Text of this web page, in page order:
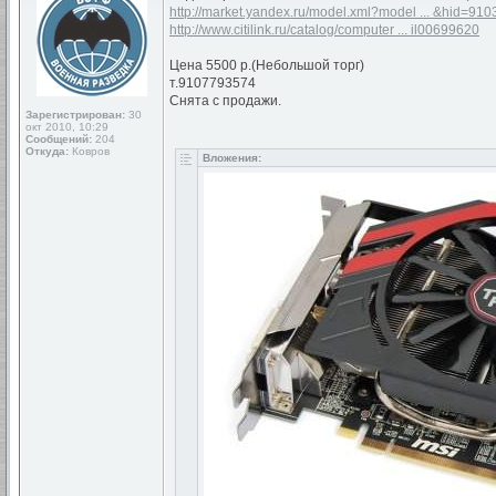
Зарегистрирован: 30
окт 2010, 10:29
Сообщений: 204
Откуда: Ковров
http://market.yandex.ru/model.xml?model ...
http://www.citilink.ru/catalog/computer ... il00699620
Цена 5500 р.(Небольшой торг)
т.9107793574
Снята с продажи.
Вложения: